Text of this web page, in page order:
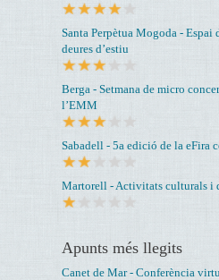
Santa Perpètua Mogoda - Espai
deures d’estiu
Berga - Setmana de micro
l’EMM
Sabadell - 5a edició de la eFira
Martorell - Activitats culturals i
Apunts més llegits
Canet de Mar - Conferència